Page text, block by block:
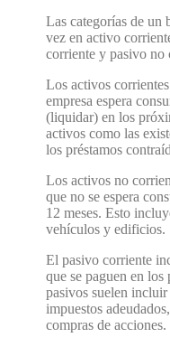
Las categorías de un
vez en activo
corriente y pasivo no
Los activos corrientes
empresa espera
(liquidar) en los
activos como las
los préstamos
Los activos no
que no se espera
12 meses. Esto
vehículos y edificios.
El pasivo corriente
que se paguen en los
pasivos suelen incluir
impuestos
compras de acciones.